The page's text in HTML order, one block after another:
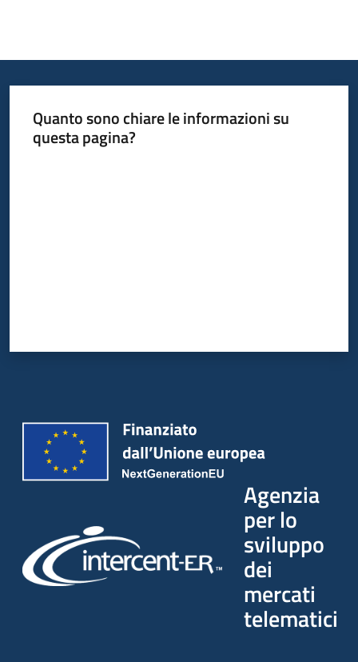
Quanto sono chiare le informazioni su
questa pagina?
Agenzia
per lo
sviluppo
dei
mercati
telematici